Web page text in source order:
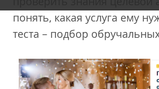
понять, какая услуга ему
теста – подбор